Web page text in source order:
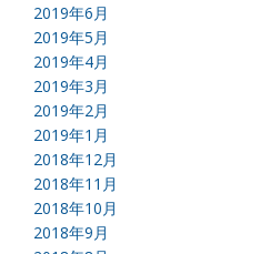
2019年6月
2019年5月
2019年4月
2019年3月
2019年2月
2019年1月
2018年12月
2018年11月
2018年10月
2018年9月